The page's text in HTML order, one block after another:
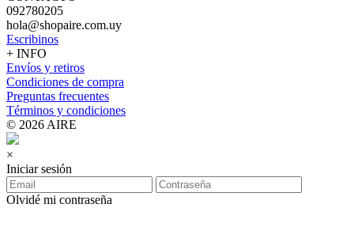
092780205
hola@shopaire.com.uy
Escribinos
+ INFO
Envíos y retiros
Condiciones de compra
Preguntas frecuentes
Términos y condiciones
© 2026 AIRE
×
Iniciar sesión
Olvidé mi contraseña